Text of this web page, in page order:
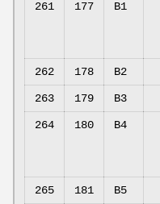
261 177 B1
262 178 B2
263 179 B3
264 180 B4
265 181 B5